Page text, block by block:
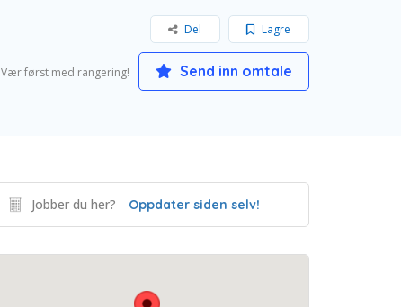
Lagre
Del
Vær først med rangering! Send inn omtale
Jobber du her? Oppdater siden selv!